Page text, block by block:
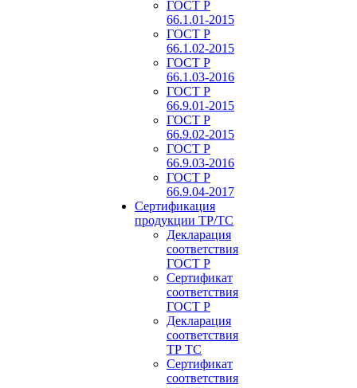
ГОСТ Р
66.1.01-2015
ГОСТ Р
66.1.02-2015
ГОСТ Р
66.1.03-2016
ГОСТ Р
66.9.01-2015
ГОСТ Р
66.9.02-2015
ГОСТ Р
66.9.03-2016
ГОСТ Р
66.9.04-2017
Сертификация
продукции ТР/ТС
Декларация
соответствия
ГОСТ Р
Сертификат
соответствия
ГОСТ Р
Декларация
соответствия
ТР ТС
Сертификат
соответствия